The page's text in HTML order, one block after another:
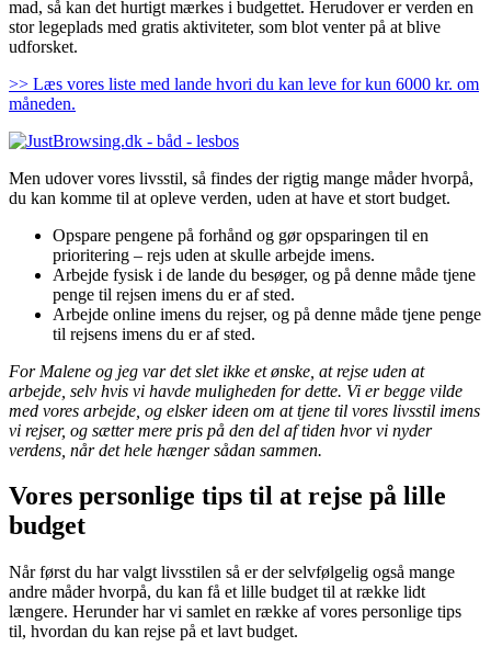
mad, så kan det hurtigt mærkes i budgettet. Herudover er verden en
stor legeplads med gratis aktiviteter, som blot venter på at blive
udforsket.
>> Læs vores liste med lande hvori du kan leve for kun 6000 kr. om
måneden.
Men udover vores livsstil, så findes der rigtig mange måder hvorpå,
du kan komme til at opleve verden, uden at have et stort budget.
Opspare pengene på forhånd og gør opsparingen til en
prioritering – rejs uden at skulle arbejde imens.
Arbejde fysisk i de lande du besøger, og på denne måde tjene
penge til rejsen imens du er af sted.
Arbejde online imens du rejser, og på denne måde tjene penge
til rejsens imens du er af sted.
For Malene og jeg var det slet ikke et ønske, at rejse uden at
arbejde, selv hvis vi havde muligheden for dette. Vi er begge vilde
med vores arbejde, og elsker ideen om at tjene til vores livsstil imens
vi rejser, og sætter mere pris på den del af tiden hvor vi nyder
verdens, når det hele hænger sådan sammen.
Vores personlige tips til at rejse på lille
budget
Når først du har valgt livsstilen så er der selvfølgelig også mange
andre måder hvorpå, du kan få et lille budget til at række lidt
længere. Herunder har vi samlet en række af vores personlige tips
til, hvordan du kan rejse på et lavt budget.